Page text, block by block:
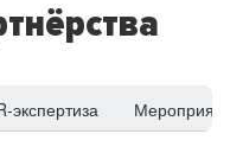
экспертиза